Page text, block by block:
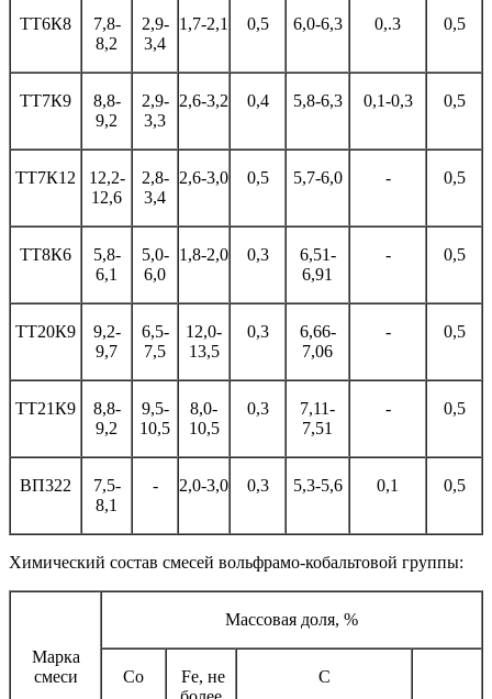
ТТ6К8
7,8-
8,2
2,9-
3,4
1,7-2,1 0,5 6,0-6,3 0,.3 0,5
ТТ7К9
8,8-
9,2
2,9-
3,3
2,6-3,2 0,4 5,8-6,3 0,1-0,3 0,5
ТТ7К12
12,2-
12,6
2,8-
3,4
2,6-3,0 0,5 5,7-6,0 - 0,5
ТТ8К6
5,8-
6,1
5,0-
6,0
1,8-2,0 0,3
6,51-
6,91
- 0,5
ТТ20К9
9,2-
9,7
6,5-
7,5
12,0-
13,5
0,3
6,66-
7,06
- 0,5
ТТ21К9
8,8-
9,2
9,5-
10,5
8,0-
10,5
0,3
7,11-
7,51
- 0,5
ВП322
7,5-
8,1
- 2,0-3,0 0,3 5,3-5,6 0,1 0,5
Химический состав смесей вольфрамо-кобальтовой группы:
Марка
смеси
Массовая доля, %
Со
Fe, не
С